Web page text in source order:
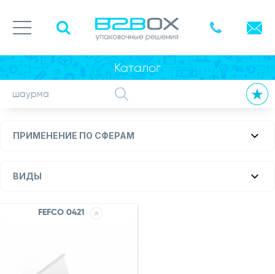
Каталог
ПРИМЕНЕНИЕ ПО СФЕРАМ
ВИДЫ
FEFCO 0421